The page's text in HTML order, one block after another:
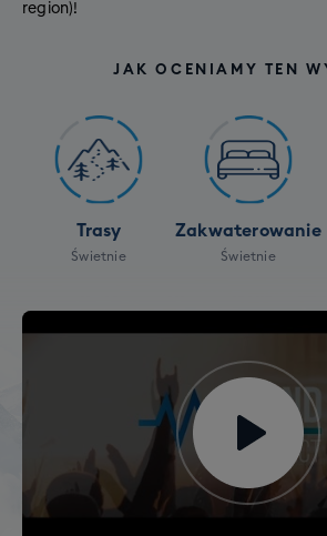
region)!
JAK OCENIAMY TEN
Trasy
Świetnie
Zakwaterowanie
Świetnie